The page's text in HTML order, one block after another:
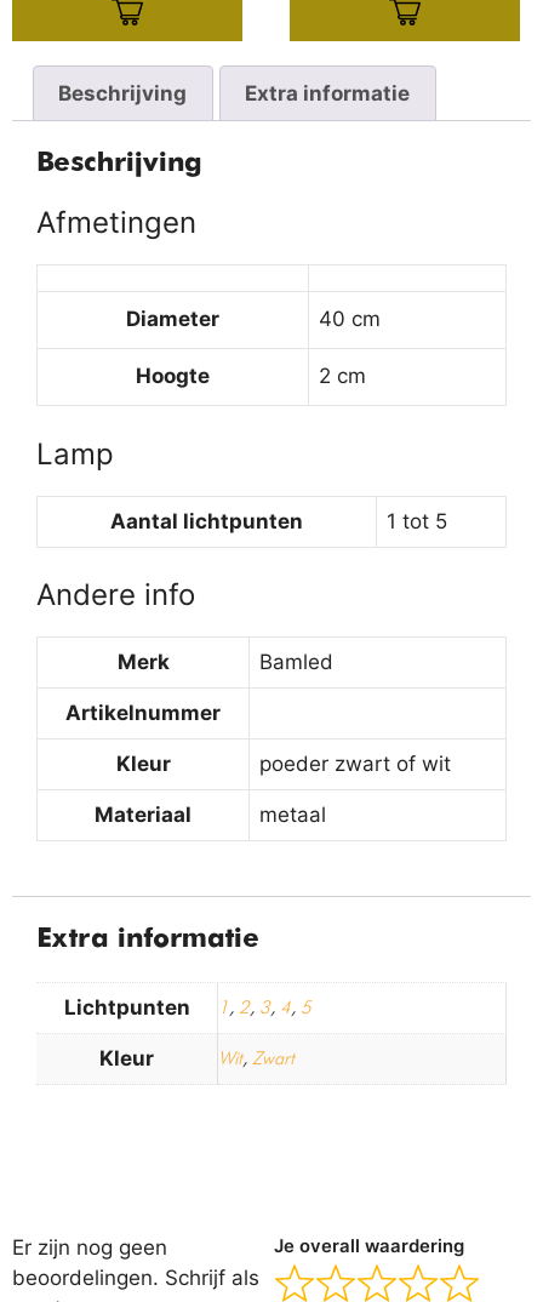
Beschrijving Extra informatie
Beschrijving
Afmetingen
Diameter 40 cm
Hoogte 2 cm
Lamp
Aantal lichtpunten 1 tot 5
Andere info
Merk Bamled
Artikelnummer
Kleur poeder zwart of wit
Materiaal metaal
Extra informatie
Lichtpunten 1, 2, 3, 4, 5
Kleur Wit, Zwart
Er zijn nog geen
beoordelingen. Schrijf als
Je overall waardering